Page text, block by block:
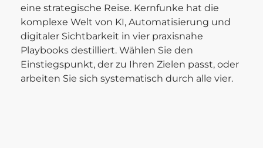
eine strategische Reise. Kernfunke hat die
komplexe Welt von KI, Automatisierung und
digitaler Sichtbarkeit in vier praxisnahe
Playbooks destilliert. Wählen Sie den
Einstiegspunkt, der zu Ihren Zielen passt, oder
arbeiten Sie sich systematisch durch alle vier.